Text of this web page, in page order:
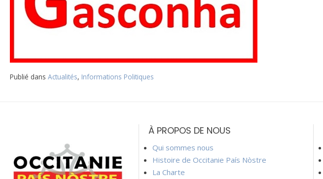
Publié dans Actualités, Informations Politiques
l’article
À PROPOS DE NOUS
Qui sommes nous
Histoire de Occitanie País Nòstre
La Charte